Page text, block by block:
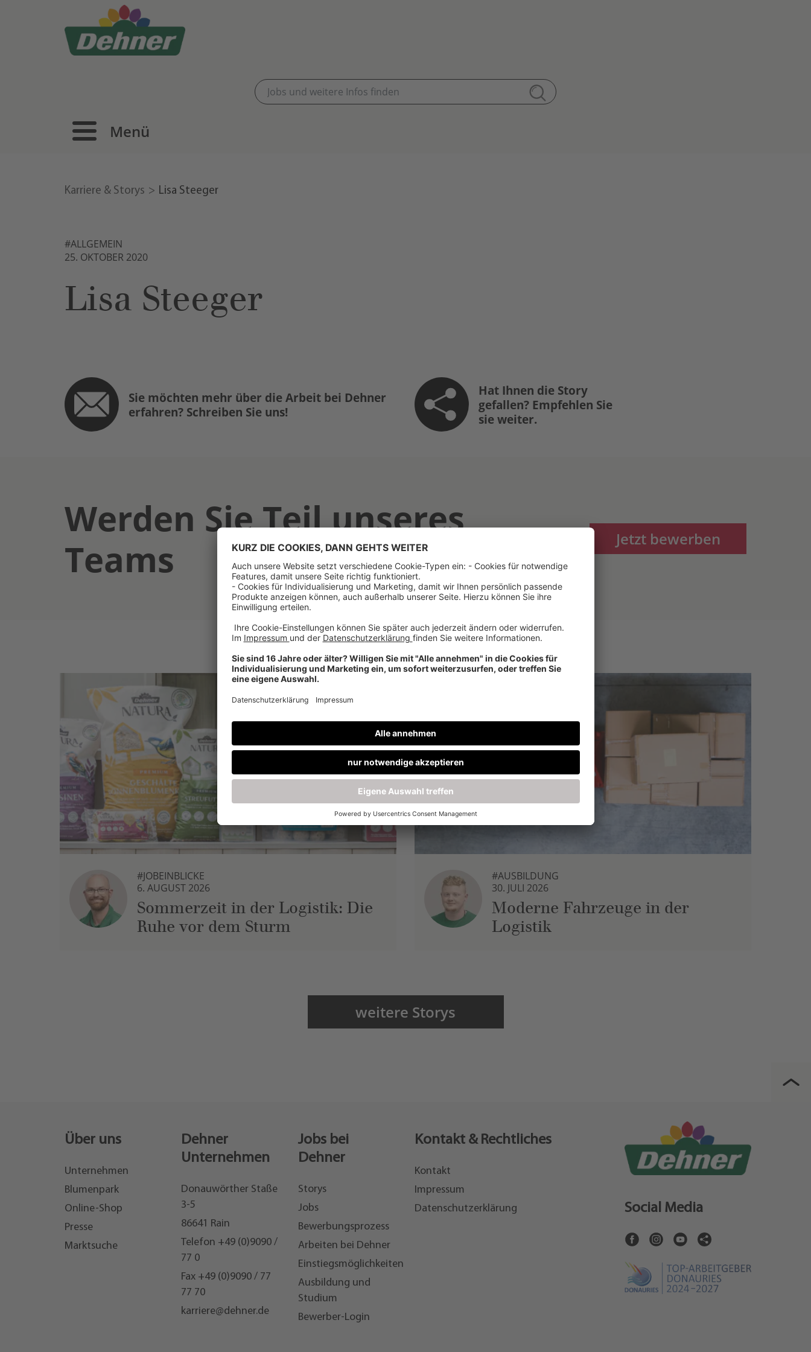
Menü
Karriere & Storys Lisa Steeger
#ALLGEMEIN
25. OKTOBER 2020
Lisa Steeger
Sie möchten mehr über die Arbeit bei Dehner
erfahren? Schreiben Sie uns!
Hat Ihnen die Story
gefallen? Empfehlen Sie
sie weiter.
Werden Sie Teil unseres
Teams
Jetzt bewerben
#JOBEINBLICKE
6. AUGUST 2026
Sommerzeit in der Logistik: Die
Ruhe vor dem Sturm
#AUSBILDUNG
30. JULI 2026
Moderne Fahrzeuge in der
Logistik
weitere Storys
Über uns
Unternehmen
Blumenpark
Online-Shop
Presse
Marktsuche
Dehner
Unternehmen
Donauwörther Staße
3-5
86641 Rain
Telefon +49 (0)9090 /
77 0
Fax +49 (0)9090 / 77
77 70
karriere@dehner.de
Jobs bei
Dehner
Storys
Jobs
Bewerbungsprozess
Arbeiten bei Dehner
Einstiegsmöglichkeiten
Ausbildung und
Studium
Bewerber-Login
Kontakt & Rechtliches
Kontakt
Impressum
Datenschutzerklärung
Social Media